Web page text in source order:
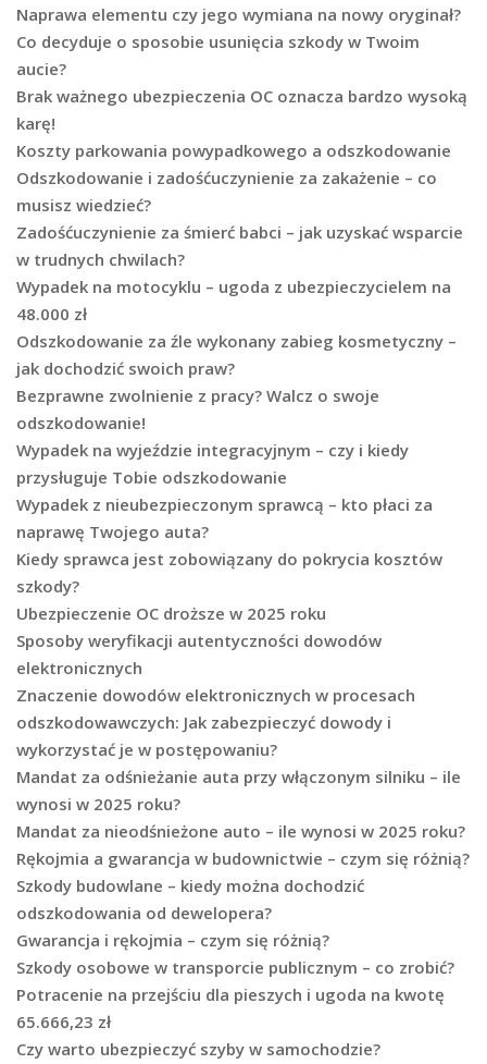
Naprawa elementu czy jego wymiana na nowy oryginał?
Co decyduje o sposobie usunięcia szkody w Twoim
aucie?
Brak ważnego ubezpieczenia OC oznacza bardzo wysoką
karę!
Koszty parkowania powypadkowego a odszkodowanie
Odszkodowanie i zadośćuczynienie za zakażenie – co
musisz wiedzieć?
Zadośćuczynienie za śmierć babci – jak uzyskać wsparcie
w trudnych chwilach?
Wypadek na motocyklu – ugoda z ubezpieczycielem na
48.000 zł
Odszkodowanie za źle wykonany zabieg kosmetyczny –
jak dochodzić swoich praw?
Bezprawne zwolnienie z pracy? Walcz o swoje
odszkodowanie!
Wypadek na wyjeździe integracyjnym – czy i kiedy
przysługuje Tobie odszkodowanie
Wypadek z nieubezpieczonym sprawcą – kto płaci za
naprawę Twojego auta?
Kiedy sprawca jest zobowiązany do pokrycia kosztów
szkody?
Ubezpieczenie OC droższe w 2025 roku
Sposoby weryfikacji autentyczności dowodów
elektronicznych
Znaczenie dowodów elektronicznych w procesach
odszkodowawczych: Jak zabezpieczyć dowody i
wykorzystać je w postępowaniu?
Mandat za odśnieżanie auta przy włączonym silniku – ile
wynosi w 2025 roku?
Mandat za nieodśnieżone auto – ile wynosi w 2025 roku?
Rękojmia a gwarancja w budownictwie – czym się różnią?
Szkody budowlane – kiedy można dochodzić
odszkodowania od dewelopera?
Gwarancja i rękojmia – czym się różnią?
Szkody osobowe w transporcie publicznym – co zrobić?
Potracenie na przejściu dla pieszych i ugoda na kwotę
65.666,23 zł
Czy warto ubezpieczyć szyby w samochodzie?